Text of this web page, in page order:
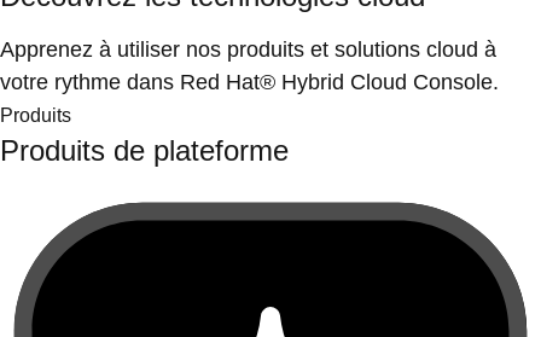
Apprenez à utiliser nos produits et solutions cloud à
votre rythme dans Red Hat® Hybrid Cloud Console.
Produits
Produits de plateforme